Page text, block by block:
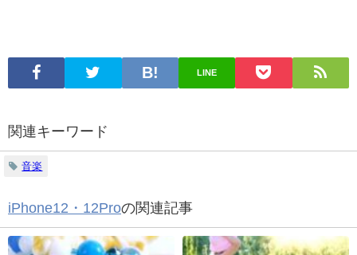
LINE
関連キーワード
音楽
iPhone12・12Proの関連記事